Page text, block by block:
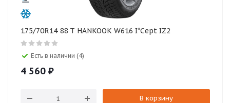
175/70R14 88 T HANKOOK W616 I*Cept IZ2
Есть в наличии (4)
4 560 ₽
В корзину